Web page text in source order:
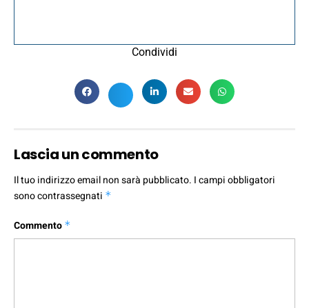
Condividi
Lascia un commento
Il tuo indirizzo email non sarà pubblicato. I campi obbligatori
sono contrassegnati *
Commento *